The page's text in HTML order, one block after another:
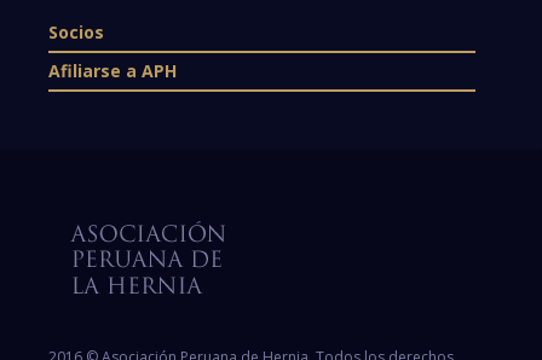
Socios
Afiliarse a APH